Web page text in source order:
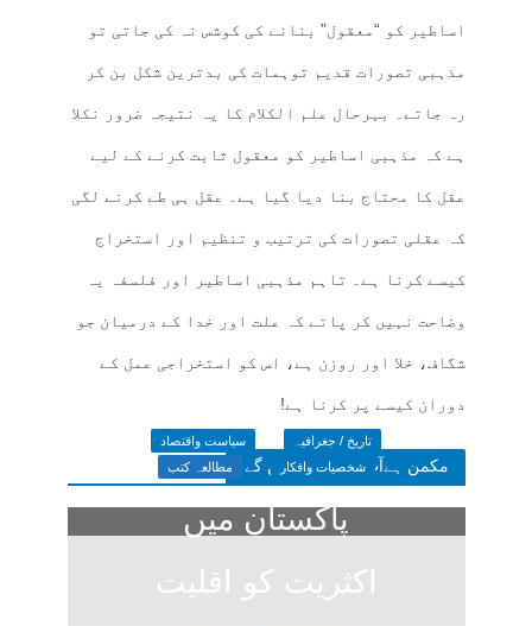
اساطیر کو “معقول” بنانے کی کوشس نہ کی جاتی تو
مذہبی تصورات قدیم توہمات کی بدترین شکل بن کر
رہ جاتے۔ بہرحال علم الکلام کا یہ نتیجہ ضرور نکلا
ہے کہ مذہبی اساطیر کو معقول ثابت کرنے کے لیے
عقل کا محتاج بنا دیا گیا ہے۔ عقل ہی طے کرنے لگی
کہ عقلی تصورات کی ترتیب و تنظیم اور استخراج
کیسے کرنا ہے۔ تاہم مذہبی اساطیر اور فلسفہ یہ
وضاحت نہیں کر پاتے کہ علت اور خدا کے درمیان جو
شگاف، خلا اور روزن ہے، اس کو استخراجی عمل کے
دوران کیسے پر کرنا ہے!
مکمن ہےآپ پسند فرمائیں گے
تاریخ / جغرافیہ
سیاست واقتصاد
شخصیات وافکار
مطالعہ کتب
پاکستان میں
اکثریت کو اقلیت